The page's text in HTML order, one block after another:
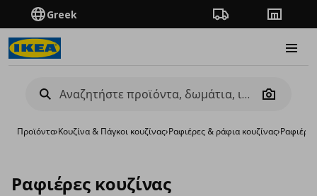
Greek Πορεία παραγγελίας
Camera
Προϊόντα›Κουζίνα & Πάγκοι κουζίνας›Ραφιέρες & ράφια κουζίνας›Ραφιέρες
Ραφιέρες κουζίνας